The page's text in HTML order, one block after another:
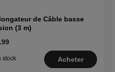
de Câble basse
(3 m)
stock Acheter